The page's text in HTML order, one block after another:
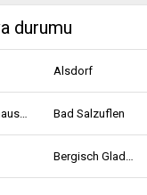
durumu
Alsdorf
Bad Oeynhausen Bad Salzuflen
Bergisch Gladbach